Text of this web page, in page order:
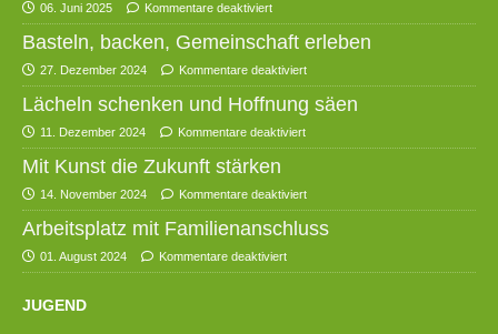
06. Juni 2025 Kommentare deaktiviert
Basteln, backen, Gemeinschaft erleben
27. Dezember 2024 Kommentare deaktiviert
Lächeln schenken und Hoffnung säen
11. Dezember 2024 Kommentare deaktiviert
Mit Kunst die Zukunft stärken
14. November 2024 Kommentare deaktiviert
Arbeitsplatz mit Familienanschluss
01. August 2024 Kommentare deaktiviert
JUGEND